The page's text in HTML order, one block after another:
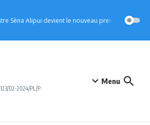
Sèna Alipui devient le nouveau premier vice-
02-2024/PL/P
Menu